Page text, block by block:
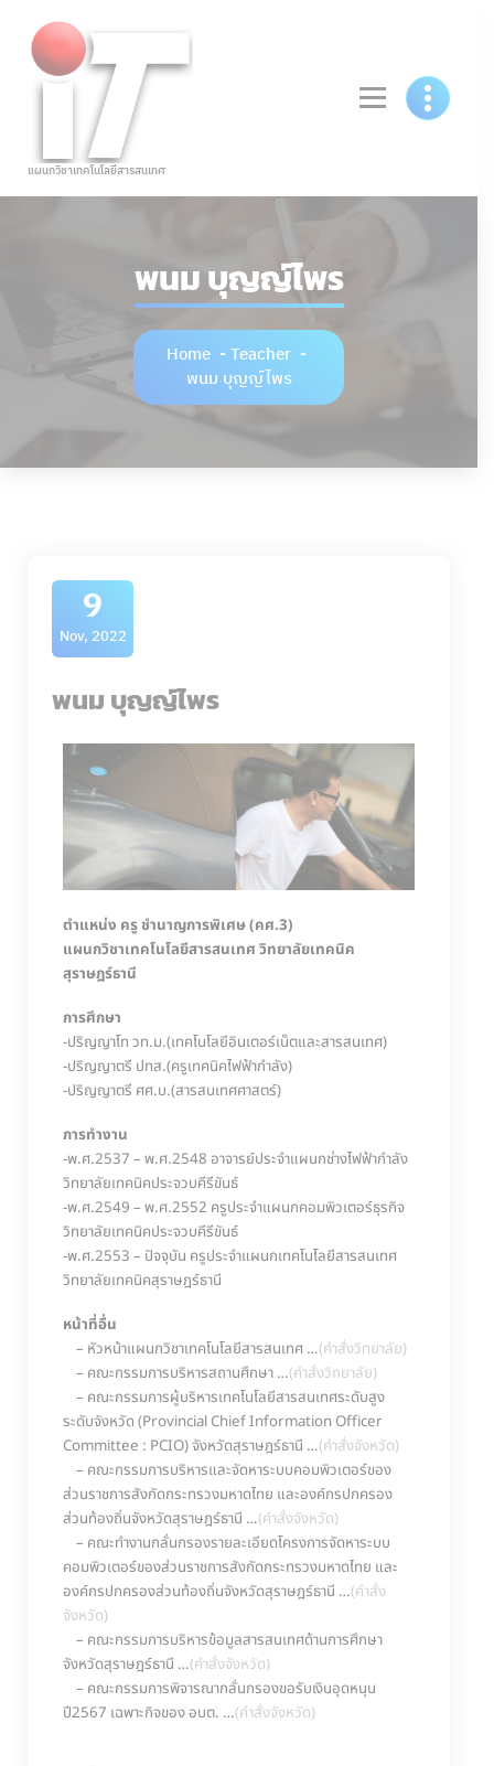
แผนกวิชาเทคโนโลยีสารสนเทศ
พนม บุญญ์ไพร
Home - Teacher -
พนม บุญญ์ไพร
9
Nov, 2022
พนม บุญญ์ไพร
ตำแหน่ง ครู ชำนาญการพิเศษ (คศ.3)
แผนกวิชาเทคโนโลยีสารสนเทศ วิทยาลัยเทคนิค
สุราษฎร์ธานี
การศึกษา
-ปริญญาโท วท.ม.(เทคโนโลยีอินเตอร์เน็ตและสารสนเทศ)
-ปริญญาตรี ปทส.(ครูเทคนิคไฟฟ้ากำลัง)
-ปริญญาตรี ศศ.บ.(สารสนเทศศาสตร์)
การทำงาน
-พ.ศ.2537 – พ.ศ.2548 อาจารย์ประจำแผนกช่างไฟฟ้ากำลัง
วิทยาลัยเทคนิคประจวบคีรีขันธ์
-พ.ศ.2549 – พ.ศ.2552 ครูประจำแผนกคอมพิวเตอร์ธุรกิจ
วิทยาลัยเทคนิคประจวบคีรีขันธ์
-พ.ศ.2553 – ปัจจุบัน ครูประจำแผนกเทคโนโลยีสารสนเทศ
วิทยาลัยเทคนิคสุราษฎร์ธานี
หน้าที่อื่น
– หัวหน้าแผนกวิชาเทคโนโลยีสารสนเทศ …(คำสั่งวิทยาลัย)
– คณะกรรมการบริหารสถานศึกษา …(คำสั่งวิทยาลัย)
– คณะกรรมการผู้บริหารเทคโนโลยีสารสนเทศระดับสูง
ระดับจังหวัด (Provincial Chief Information Officer
Committee : PCIO) จังหวัดสุราษฎร์ธานี …(คำสั่งจังหวัด)
– คณะกรรมการบริหารและจัดหาระบบคอมพิวเตอร์ของ
ส่วนราชการสังกัดกระทรวงมหาดไทย และองค์กรปกครอง
ส่วนท้องถิ่นจังหวัดสุราษฎร์ธานี …(คำสั่งจังหวัด)
– คณะทำงานกลั่นกรองรายละเอียดโครงการจัดหาระบบ
คอมพิวเตอร์ของส่วนราชการสังกัดกระทรวงมหาดไทย และ
องค์กรปกครองส่วนท้องถิ่นจังหวัดสุราษฎร์ธานี …(คำสั่ง
จังหวัด)
– คณะกรรมการบริหารข้อมูลสารสนเทศด้านการศึกษา
จังหวัดสุราษฎร์ธานี …(คำสั่งจังหวัด)
– คณะกรรมการพิจารณากลั่นกรองขอรับเงินอุดหนุน
ปี2567 เฉพาะกิจของ อบต. …(คำสั่งจังหวัด)